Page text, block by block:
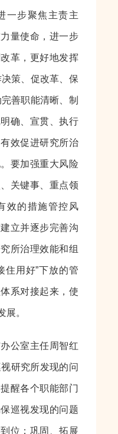
一步聚焦主责主
量使命，进一步
革，更好地发挥
策、促改革、保
善职能清晰、制
确、宣贯、执行
效促进研究所治
要加强重大风险
关键事、重点领
效的措施管控风
立并逐步完善沟
所治理效能和组
住用好”下放的管
系对接起来，使
展。
公室主任周智红
研究所发现的问
醒各个职能部门
巡视发现的问题
位；巩固、拓展